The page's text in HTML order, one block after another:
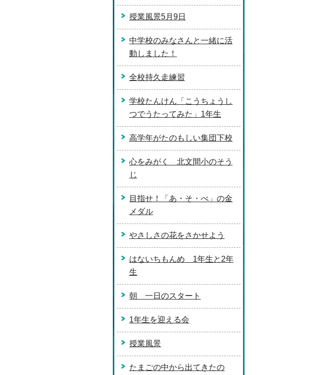
授業風景5月9日
中学校のみなさんと一緒に活
動しました！
全校持久走練習
学校たんけん「こうちょうし
つでうたってみた」1年生
高学年がたのもしい集団下校
心をみがく 北文間小のそう
じ
目指せ！「あ・そ・べ」の金
メダル
やさしさの花をさかせよう
はないちもんめ 1年生と2年
生
朝 一日のスタート
1年生を迎える会
授業風景
たまごの中から出てきたの